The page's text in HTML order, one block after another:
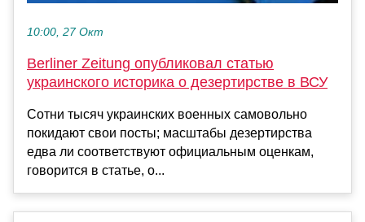
10:00, 27 Окт
Berliner Zeitung опубликовал статью
украинского историка о дезертирстве в ВСУ
Сотни тысяч украинских военных самовольно
покидают свои посты; масштабы дезертирства
едва ли соответствуют официальным оценкам,
говорится в статье, о...